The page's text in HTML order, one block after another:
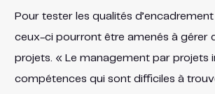
Pour tester les qualités d’encadrement
ceux-ci pourront être amenés à gérer
projets. « Le management par projets
compétences qui sont difficiles à